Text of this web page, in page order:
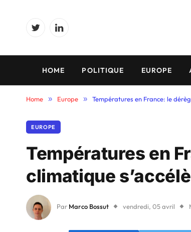
TwitterLinkedIn
HOME POLITIQUE EUROPE
Home » Europe » Températures en France: le
EUROPE
Températures en
climatique
Par Marco Bossut vendredi, 05 avril